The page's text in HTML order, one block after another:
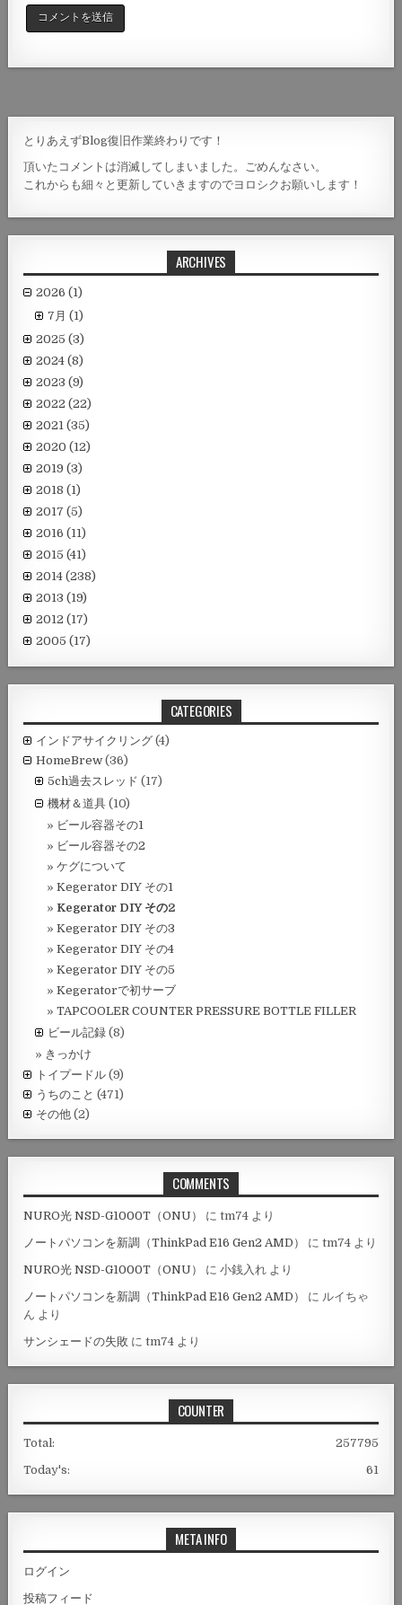
とりあえずBlog復旧作業終わりです！
頂いたコメントは消滅してしまいました。ごめんなさい。
これからも細々と更新していきますのでヨロシクお願いします！
ARCHIVES
2026(1)
7月(1)
2025(3)
2024(8)
2023(9)
2022(22)
2021(35)
2020(12)
2019(3)
2018(1)
2017(5)
2016(11)
2015(41)
2014(238)
2013(19)
2012(17)
2005(17)
CATEGORIES
インドアサイクリング (4)
HomeBrew (36)
5ch過去スレッド (17)
機材＆道具 (10)
ビール容器その1
ビール容器その2
ケグについて
Kegerator DIY その1
Kegerator DIY その2
Kegerator DIY その3
Kegerator DIY その4
Kegerator DIY その5
Kegeratorで初サーブ
TAPCOOLER COUNTER PRESSURE BOTTLE FILLER
ビール記録 (8)
きっかけ
トイプードル (9)
うちのこと (471)
その他 (2)
COMMENTS
NURO光 NSD-G1000T（ONU） にtm74 より
ノートパソコンを新調（ThinkPad E16 Gen2 AMD）
にtm74 より
NURO光 NSD-G1000T（ONU）
に小銭入れ より
ノートパソコンを新調（ThinkPad E16 Gen2 AMD）
に ルイちゃ
ん より
サンシェードの失敗 にtm74 より
COUNTER
257795
Total:
61
Today's:
META INFO
ログイン
投稿フィード